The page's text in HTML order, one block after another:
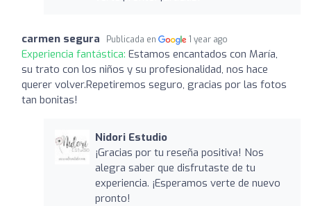
carmen segura Publicada en 1 year ago
Experiencia fantástica: Estamos encantados con María,
su trato con los niños y su profesionalidad, nos hace
querer volver.Repetiremos seguro, gracias por las fotos
tan bonitas!
Nidori Estudio
¡Gracias por tu reseña positiva! Nos
alegra saber que disfrutaste de tu
experiencia. ¡Esperamos verte de nuevo
pronto!